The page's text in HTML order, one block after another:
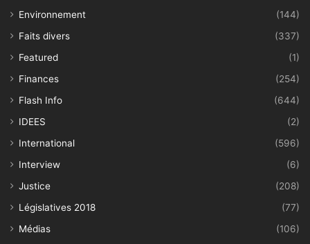
Environnement
(144)
Faits divers
(337)
Featured
(1)
Finances
(254)
Flash Info
(644)
IDEES
(2)
International
(596)
Interview
(6)
Justice
(208)
Législatives 2018
(77)
Médias
(106)